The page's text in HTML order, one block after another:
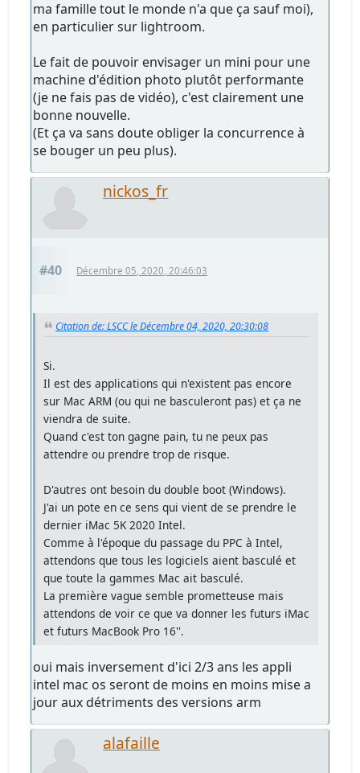
ma famille tout le monde n'a que ça sauf moi),
en particulier sur lightroom.
Le fait de pouvoir envisager un mini pour une
machine d'édition photo plutôt performante
(je ne fais pas de vidéo), c'est clairement une
bonne nouvelle.
(Et ça va sans doute obliger la concurrence à
se bouger un peu plus).
nickos_fr
#40 Décembre 05, 2020, 20:46:03
Citation de: LSCC le Décembre 04, 2020, 20:30:08
Si.
Il est des applications qui n'existent pas encore
sur Mac ARM (ou qui ne basculeront pas) et ça ne
viendra de suite.
Quand c'est ton gagne pain, tu ne peux pas
attendre ou prendre trop de risque.
D'autres ont besoin du double boot (Windows).
J'ai un pote en ce sens qui vient de se prendre le
dernier iMac 5K 2020 Intel.
Comme à l'époque du passage du PPC à Intel,
attendons que tous les logiciels aient basculé et
que toute la gammes Mac ait basculé.
La première vague semble prometteuse mais
attendons de voir ce que va donner les futurs iMac
et futurs MacBook Pro 16''.
oui mais inversement d'ici 2/3 ans les appli
intel mac os seront de moins en moins mise a
jour aux détriments des versions arm
alafaille